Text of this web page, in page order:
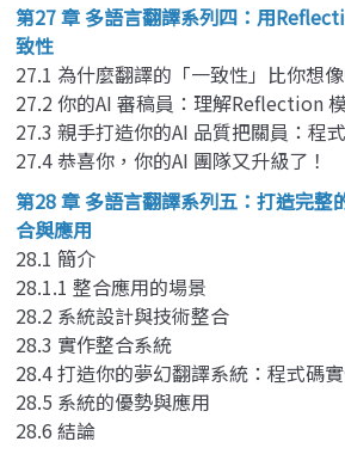
第27 章 多語言翻譯系列四：用
致性
27.1 為什麼翻譯的「一致性」比你想
27.2 你的AI 審稿員：理解Reflection
27.3 親手打造你的AI 品質把關員：程
27.4 恭喜你，你的AI 團隊又升級了！
第28 章 多語言翻譯系列五：打造完整
合與應用
28.1 簡介
28.1.1 整合應用的場景
28.2 系統設計與技術整合
28.3 實作整合系統
28.4 打造你的夢幻翻譯系統：程式碼
28.5 系統的優勢與應用
28.6 結論